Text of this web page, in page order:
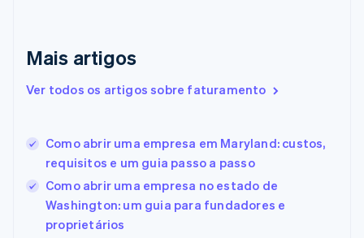
Mais artigos
Ver todos os artigos sobre faturamento
Como abrir uma empresa em Maryland: custos,
requisitos e um guia passo a passo
Como abrir uma empresa no estado de
Washington: um guia para fundadores e
proprietários
Eslovênia
Espanha
English Español 简体中文
Estônia
English
Finlândia
EnglishSvenska
França